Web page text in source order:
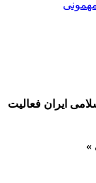
ایران فعالیت
»